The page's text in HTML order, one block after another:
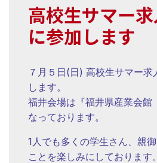
高校生サマー
に参加します
７月５日(日) 高校生サマー求
します。
福井会場は『福井県産業会館
なっております。
1人でも多くの学生さん、親
ことを楽しみにしております。